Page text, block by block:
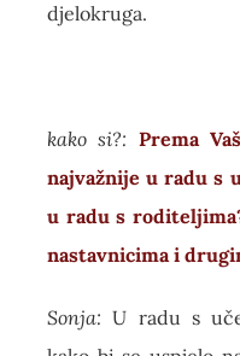
djelokruga.
kako si?: Prema
najvažnije u radu s
u radu s
nastavnicima i
Sonja: U radu s